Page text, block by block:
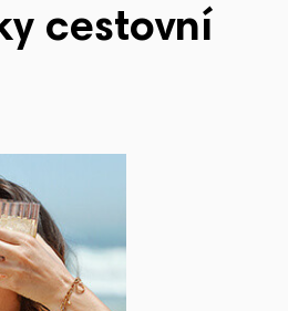
cestovní